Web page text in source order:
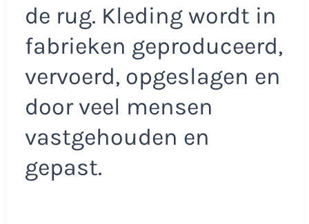
de rug. Kleding wordt in
fabrieken geproduceerd,
vervoerd, opgeslagen en
door veel mensen
vastgehouden en
gepast.